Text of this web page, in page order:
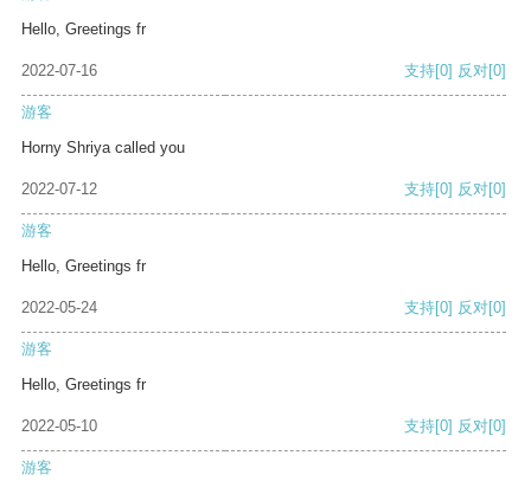
Hello, Greetings fr
2022-07-16 支持[0] 反对[0]
游客
Horny Shriya called you
2022-07-12 支持[0] 反对[0]
游客
Hello, Greetings fr
2022-05-24 支持[0] 反对[0]
游客
Hello, Greetings fr
2022-05-10 支持[0] 反对[0]
游客